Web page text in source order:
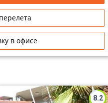
в офисе
8.2